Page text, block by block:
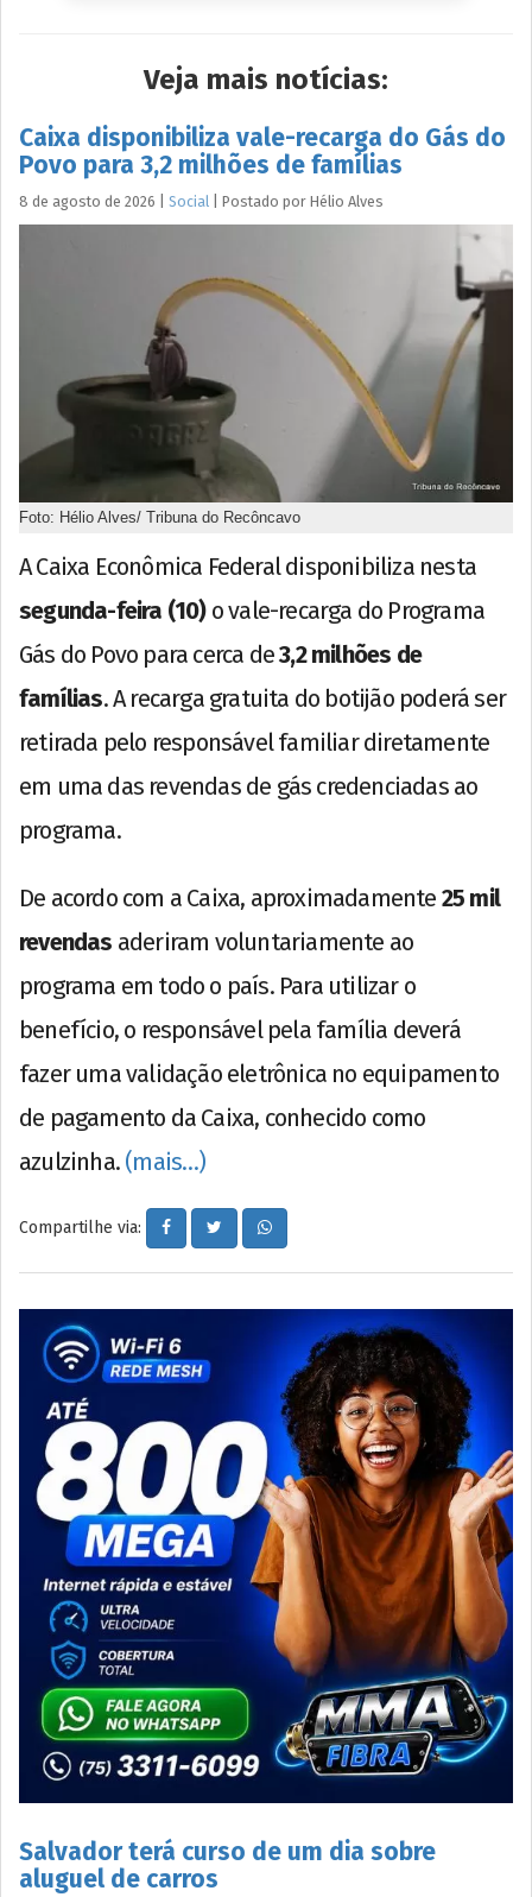
Veja mais notícias:
Caixa disponibiliza vale-recarga do Gás do
Povo para 3,2 milhões de famílias
8 de agosto de 2026 Social Postado por Hélio Alves
Foto: Hélio Alves/ Tribuna do Recôncavo
A Caixa Econômica Federal disponibiliza nesta
segunda-feira (10)o vale-recarga do Programa
Gás do Povo para cerca de3,2 milhões de
famílias. A recarga gratuita do botijão poderá ser
retirada pelo responsável familiar diretamente
em uma das revendas de gás credenciadas ao
programa.
De acordo com a Caixa, aproximadamente 25 mil
revendas aderiram voluntariamente ao
programa em todo o país. Para utilizar o
benefício, o responsável pela família deverá
fazer uma validação eletrônica no equipamento
de pagamento da Caixa, conhecido como
azulzinha. (mais…)
Compartilhe via:
Salvador terá curso de um dia sobre
aluguel de carros